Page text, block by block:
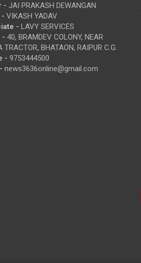
- JAI PRAKASH DEWANGAN
- VIKASH YADAV
- LAVY SERVICES
- 40, BRAMDEV COLONY, NEAR
TRACTOR, BHATAON, RAIPUR C.G.
- 9753444500
news3636online@gmail.com